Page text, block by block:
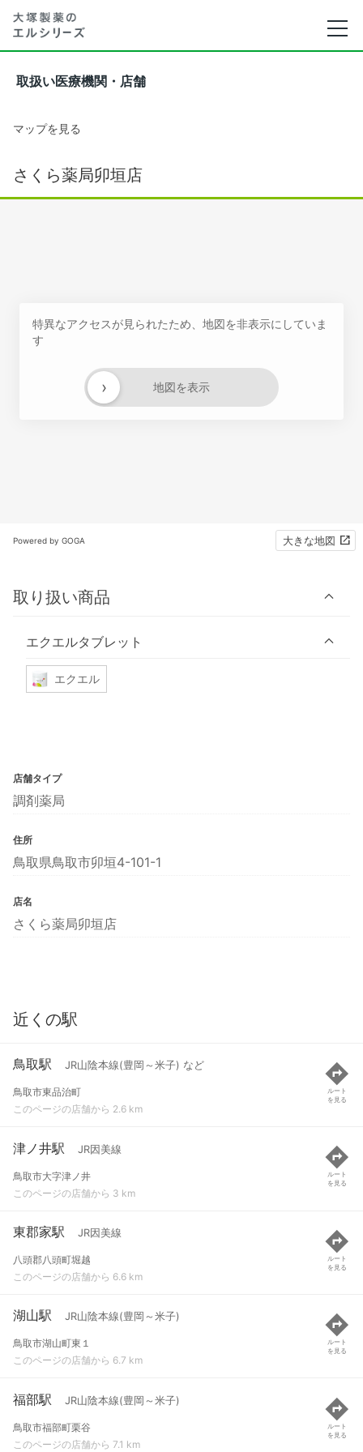
取扱い医療機関・店舗
マップを見る
さくら薬局卯垣店
特異なアクセスが見られたため、地図を非表示にしていま
す
地図を表示
›
Powered by GOGA 大きな地図
取り扱い商品
エクエルタブレット
エクエル
店舗タイプ
調剤薬局
住所
鳥取県鳥取市卯垣4-101-1
店名
さくら薬局卯垣店
近くの駅
鳥取駅 JR山陰本線(豊岡～米子) など
鳥取市東品治町
このページの店舗から 2.6 km
ルート
を見る
津ノ井駅 JR因美線
鳥取市大字津ノ井
このページの店舗から 3 km
ルート
を見る
東郡家駅 JR因美線
八頭郡八頭町堀越
このページの店舗から 6.6 km
ルート
を見る
湖山駅 JR山陰本線(豊岡～米子)
鳥取市湖山町東１
このページの店舗から 6.7 km
ルート
を見る
福部駅 JR山陰本線(豊岡～米子)
鳥取市福部町栗谷
このページの店舗から 7.1 km
ルート
を見る